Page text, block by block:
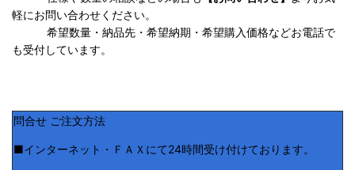
軽にお問い合わせください。
希望数量・納品先・希望納期・希望購入価格などお電話で
も受付しています。
問合せ ご注文方法
■インターネット・ＦＡＸにて24時間受け付けております。